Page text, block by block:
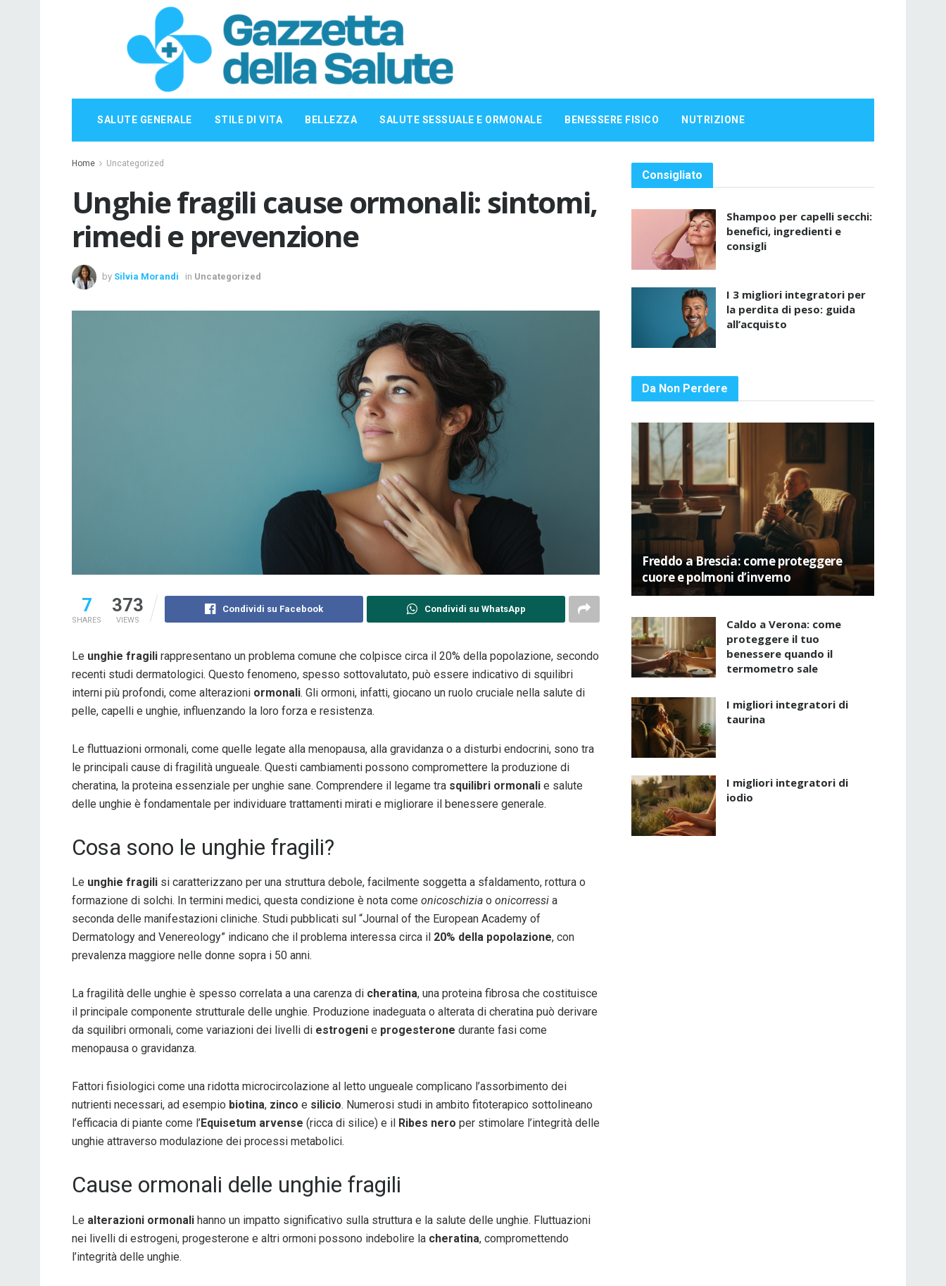
SALUTE GENERALE STILE DI VITA BELLEZZA SALUTE SESSUALE E ORMONALE BENESSERE FISICO NUTRIZIONE
Home Uncategorized
Unghie fragili cause ormonali: sintomi,
rimedi e prevenzione
by Silvia Morandi in Uncategorized
7
SHARES
373
VIEWS
Condividi su Facebook Condividi su WhatsApp
Le unghie fragili rappresentano un problema comune che colpisce circa il 20% della popolazione, secondo
recenti studi dermatologici. Questo fenomeno, spesso sottovalutato, può essere indicativo di squilibri
interni più profondi, come alterazioni ormonali. Gli ormoni, infatti, giocano un ruolo cruciale nella salute di
pelle, capelli e unghie, influenzando la loro forza e resistenza.
Le fluttuazioni ormonali, come quelle legate alla menopausa, alla gravidanza o a disturbi endocrini, sono tra
le principali cause di fragilità ungueale. Questi cambiamenti possono compromettere la produzione di
cheratina, la proteina essenziale per unghie sane. Comprendere il legame tra squilibri ormonali e salute
delle unghie è fondamentale per individuare trattamenti mirati e migliorare il benessere generale.
Cosa sono le unghie fragili?
Le unghie fragili si caratterizzano per una struttura debole, facilmente soggetta a sfaldamento, rottura o
formazione di solchi. In termini medici, questa condizione è nota come onicoschizia o onicorressi a
seconda delle manifestazioni cliniche. Studi pubblicati sul “Journal of the European Academy of
Dermatology and Venereology” indicano che il problema interessa circa il 20% della popolazione, con
prevalenza maggiore nelle donne sopra i 50 anni.
La fragilità delle unghie è spesso correlata a una carenza di cheratina, una proteina fibrosa che costituisce
il principale componente strutturale delle unghie. Produzione inadeguata o alterata di cheratina può derivare
da squilibri ormonali, come variazioni dei livelli di estrogeni e progesterone durante fasi come
menopausa o gravidanza.
Fattori fisiologici come una ridotta microcircolazione al letto ungueale complicano l’assorbimento dei
nutrienti necessari, ad esempio biotina, zinco e silicio. Numerosi studi in ambito fitoterapico sottolineano
l’efficacia di piante come l’Equisetum arvense (ricca di silice) e il Ribes nero per stimolare l’integrità delle
unghie attraverso modulazione dei processi metabolici.
Cause ormonali delle unghie fragili
Le alterazioni ormonali hanno un impatto significativo sulla struttura e la salute delle unghie. Fluttuazioni
nei livelli di estrogeni, progesterone e altri ormoni possono indebolire la cheratina, compromettendo
l’integrità delle unghie.
Consigliato
Shampoo per capelli secchi:
benefici, ingredienti e
consigli
I 3 migliori integratori per
la perdita di peso: guida
all’acquisto
Da Non Perdere
Freddo a Brescia: come proteggere
cuore e polmoni d’inverno
Caldo a Verona: come
proteggere il tuo
benessere quando il
termometro sale
I migliori integratori di
taurina
I migliori integratori di
iodio